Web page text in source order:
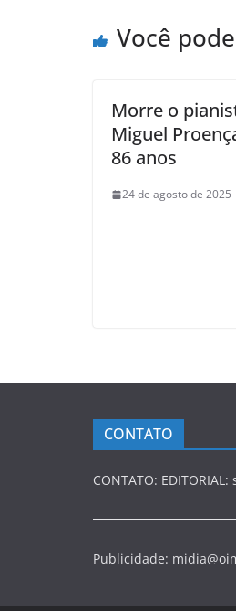
Você
Morre o
Miguel
86 anos
24 de agosto de 2025
CONTATO
CONTATO:
Publicidade: